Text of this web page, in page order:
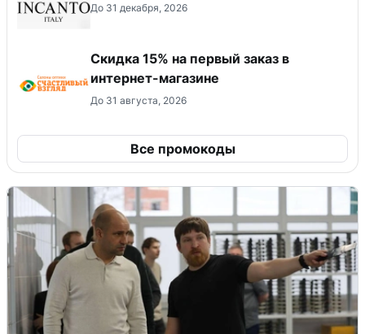
До 31 декабря, 2026
Скидка 15% на первый заказ в
интернет-магазине
До 31 августа, 2026
Все промокоды